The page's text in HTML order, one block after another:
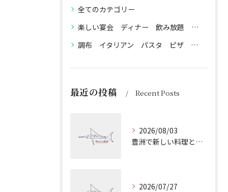
全てのカテゴリー
楽しい宴会 ディナー 飲み放題 貸切 歓送迎会 ワイン ビール ピザ パスタ 生ハム サラミ 貸切パーティー 送別会 歓迎会 各種ご宴会
調布 イタリアン パスタ ピザ 魚介 チーズ 生ハム 牛肉 ラム ジビエ 鹿肉 猪肉 ボロネーゼ ペスカトーレ デート 接待 宴会 貸切 飲み放題 ワイン 赤ワイン 白ワイン カジュアルワイン 高級ワイン スパークリングワイン ディナー ランチ 産直食材
最近の投稿 Recent Posts
2026/08/03
豊洲で新しい料理とワインを楽しむ魚介とジビエの魅力を徹底解説
2026/07/27